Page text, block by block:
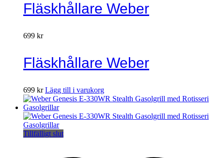
Fläskhållare Weber
699 kr
Fläskhållare Weber
699 kr Lägg till i varukorg
Tillfälligt slut